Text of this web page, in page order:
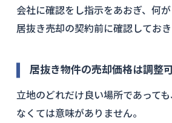
会社に確認をし指示をあおぎ、何
居抜き売却の契約前に確認しておき
居抜き物件の売却価格は調整
立地のどれだけ良い場所であって
なくては意味がありません。